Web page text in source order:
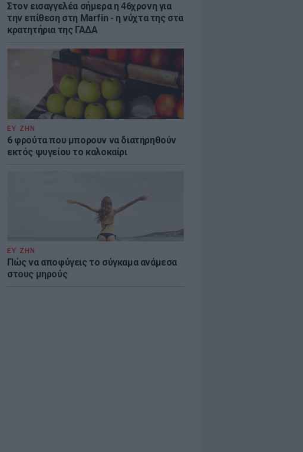
Στον εισαγγελέα σήμερα η 46χρονη για
την επίθεση στη Marfin - η νύχτα της στα
κρατητήρια της ΓΑΔΑ
ΕΥ ΖΗΝ
6 φρούτα που μπορουν να διατηρηθούν
εκτός ψυγείου το καλοκαίρι
ΕΥ ΖΗΝ
Πώς να αποφύγεις το σύγκαμα ανάμεσα
στους μηρούς